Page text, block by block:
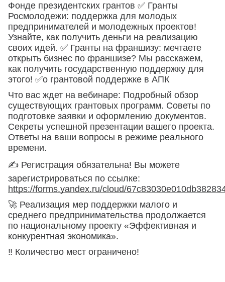
Фонде президентских грантов ✅ Гранты
Росмолодежи: поддержка для молодых
предпринимателей и молодежных проектов!
Узнайте, как получить деньги на реализацию
своих идей. ✅ Гранты на франшизу: мечтаете
открыть бизнес по франшизе? Мы расскажем,
как получить государственную поддержку для
этого! ✅о грантовой поддержке в АПК
Что вас ждет на вебинаре: Подробный обзор
существующих грантовых программ. Советы по
подготовке заявки и оформлению документов.
Секреты успешной презентации вашего проекта.
Ответы на ваши вопросы в режиме реального
времени.
✍ Регистрация обязательна! Вы можете
зарегистрироваться по ссылке:
https://forms.yandex.ru/cloud/
🚀 Реализация мер поддержки малого и
среднего предпринимательства продолжается
по национальному проекту «Эффективная и
конкурентная экономика».
‼ Количество мест ограничено!